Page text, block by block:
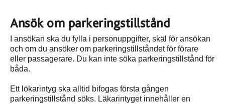
Ansök om parkeringstillstånd
I ansökan ska du fylla i personuppgifter, skäl för ansökan
och om du ansöker om parkeringstillståndet för förare
eller passagerare. Du kan inte söka parkeringstillstånd för
båda.
Ett lökarintyg ska alltid bifogas första gången
parkeringstillstånd söks. Läkarintyget innehåller en